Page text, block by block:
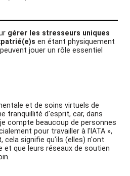
gérer les stresseurs uniques
en étant physiquement
jouer un rôle essentiel
et de soins virtuels de
tranquillité d'esprit, car, dans
compte beaucoup de personnes
pour travailler à l'IATA »,
cela signifie qu'ils (elles) n'ont
et que leurs réseaux de soutien